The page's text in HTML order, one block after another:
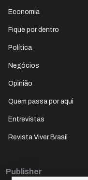
Economia
Fique por dentro
Política
Negócios
Opinião
Quem passa por aqui
Entrevistas
Revista Viver Brasil
Publisher